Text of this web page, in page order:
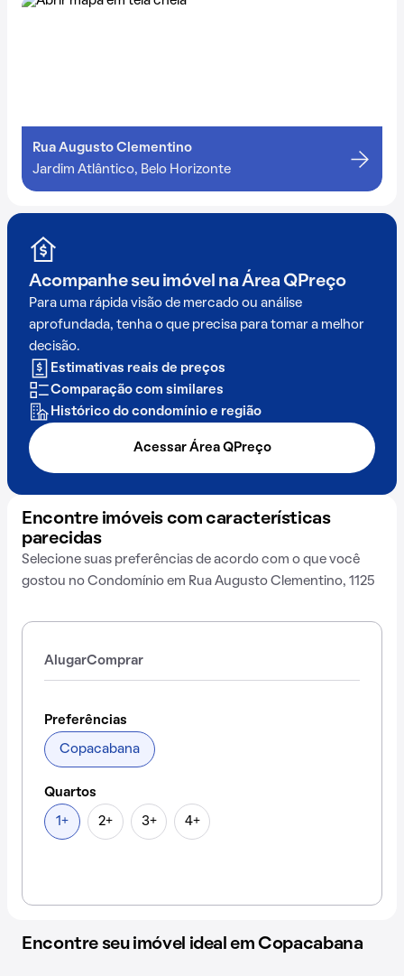
Rua Augusto Clementino
Jardim Atlântico, Belo Horizonte
Acompanhe seu imóvel na Área QPreço
Para uma rápida visão de mercado ou análise
aprofundada, tenha o que precisa para tomar a melhor
decisão.
Estimativas reais de preços
Comparação com similares
Histórico do condomínio e região
Acessar Área QPreço
Encontre imóveis com características
parecidas
Selecione suas preferências de acordo com o que você
gostou no Condomínio em Rua Augusto Clementino, 1125
AlugarComprar
Preferências
Copacabana
Quartos
1+ 2+ 3+ 4+
Encontre seu imóvel ideal em Copacabana